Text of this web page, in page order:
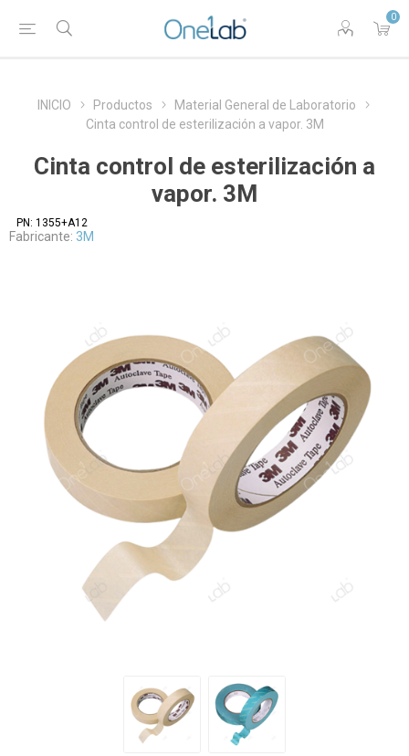
0
INICIO Productos
Material General de Laboratorio
Cinta control de esterilización a vapor. 3M
Cinta control de esterilización a
vapor. 3M
PN: 1355+A12
Fabricante: 3M